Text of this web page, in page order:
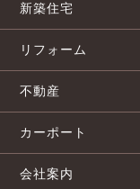
新築住宅
リフォーム
不動産
カーポート
会社案内